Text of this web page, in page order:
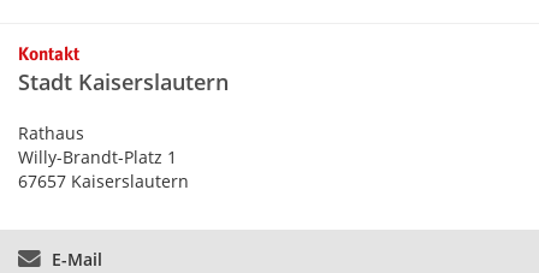
Kontaktinformationen und Weiterführendes
Kontakt
Stadt Kaiserslautern
Rathaus
Willy-Brandt-Platz 1
67657 Kaiserslautern
E-Mail